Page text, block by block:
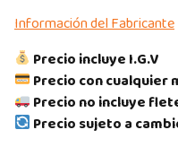
Información del Fabricante
Precio incluye I.G.V
Precio con cualquier
Precio no incluye
Precio sujeto a